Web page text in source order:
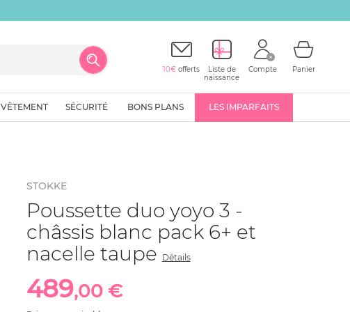
10€ offerts
Liste de
naissance
Compte Panier
VÊTEMENT SÉCURITÉ BONS PLANS LES IMPARFAITS
STOKKE
Poussette duo yoyo 3 -
châssis blanc pack 6+ et
nacelle taupe Détails
489,00 €